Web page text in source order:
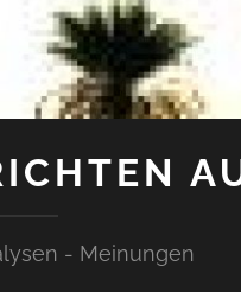
- Meinungen